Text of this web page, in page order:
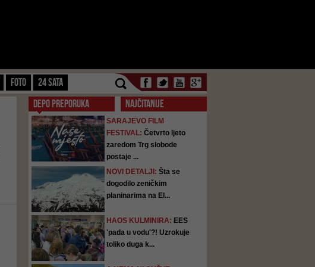
FOTO 24 SATA
DEPO PREPORUKA NAJČITANIJE
SARAJEVO FILM
FESTIVAL: Četvrto ljeto
zaredom Trg slobode
postaje ...
NOVI DETALJI: Šta se
dogodilo zeničkim
planinarima na El...
HAOS KULMINIRA: EES
'pada u vodu'?! Uzrokuje
toliko duga k...